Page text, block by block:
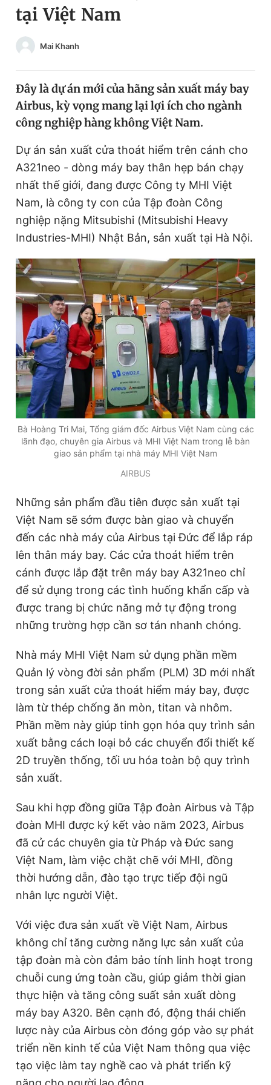
Chuyên mục khác
Chào ngày mới
Video Magazine
Sản phẩm khác
Tiện ích Bạn cần biết
Thông tin tòa soạn Liên hệ quảng cáo
Đọc Thanh Niên trên điện thoại
Theo dõi báo trên
0906 645 777 0908 780 404
Phó tổng biên tập thường trực: Hải Thành
Phó tổng biên tập: Lâm Hiếu Dũng
Phó tổng biên tập: Trần Việt Hưng
Tổng thư ký tòa soạn: Đức Trung
Giấy phép xuất bản số 110/GP - BTTTT cấp ngày 24.3.2020
chép dưới mọi hình thức nếu không có sự chấp thuận bằng văn
bản. Phát triển bởi ePi Technologies, JSC.
Tin đã xem
tại Việt Nam
Mai Khanh
Đây là dự án mới của hãng sản xuất máy bay
Airbus, kỳ vọng mang lại lợi ích cho ngành
công nghiệp hàng không Việt Nam.
Dự án sản xuất cửa thoát hiểm trên cánh cho
A321neo - dòng máy bay thân hẹp bán chạy
nhất thế giới, đang được Công ty MHI Việt
Nam, là công ty con của Tập đoàn Công
nghiệp nặng Mitsubishi (Mitsubishi Heavy
Industries-MHI) Nhật Bản, sản xuất tại Hà Nội.
Bà Hoàng Tri Mai, Tổng giám đốc Airbus Việt Nam cùng các
lãnh đạo, chuyên gia Airbus và MHI Việt Nam trong lễ bàn
giao sản phẩm tại nhà máy MHI Việt Nam
AIRBUS
Những sản phẩm đầu tiên được sản xuất tại
Việt Nam sẽ sớm được bàn giao và chuyển
đến các nhà máy của Airbus tại Đức để lắp ráp
lên thân máy bay. Các cửa thoát hiểm trên
cánh được lắp đặt trên máy bay A321neo chỉ
để sử dụng trong các tình huống khẩn cấp và
được trang bị chức năng mở tự động trong
những trường hợp cần sơ tán nhanh chóng.
Nhà máy MHI Việt Nam sử dụng phần mềm
Quản lý vòng đời sản phẩm (PLM) 3D mới nhất
trong sản xuất cửa thoát hiểm máy bay, được
làm từ thép chống ăn mòn, titan và nhôm.
Phần mềm này giúp tinh gọn hóa quy trình sản
xuất bằng cách loại bỏ các chuyển đổi thiết kế
2D truyền thống, tối ưu hóa toàn bộ quy trình
sản xuất.
Sau khi hợp đồng giữa Tập đoàn Airbus và Tập
đoàn MHI được ký kết vào năm 2023, Airbus
đã cử các chuyên gia từ Pháp và Đức sang
Việt Nam, làm việc chặt chẽ với MHI, đồng
thời hướng dẫn, đào tạo trực tiếp đội ngũ
nhân lực người Việt.
Với việc đưa sản xuất về Việt Nam, Airbus
không chỉ tăng cường năng lực sản xuất của
tập đoàn mà còn đảm bảo tính linh hoạt trong
chuỗi cung ứng toàn cầu, giúp giảm thời gian
thực hiện và tăng công suất sản xuất dòng
máy bay A320. Bên cạnh đó, động thái chiến
lược này của Airbus còn đóng góp vào sự phát
triển nền kinh tế của Việt Nam thông qua việc
tạo việc làm tay nghề cao và phát triển kỹ